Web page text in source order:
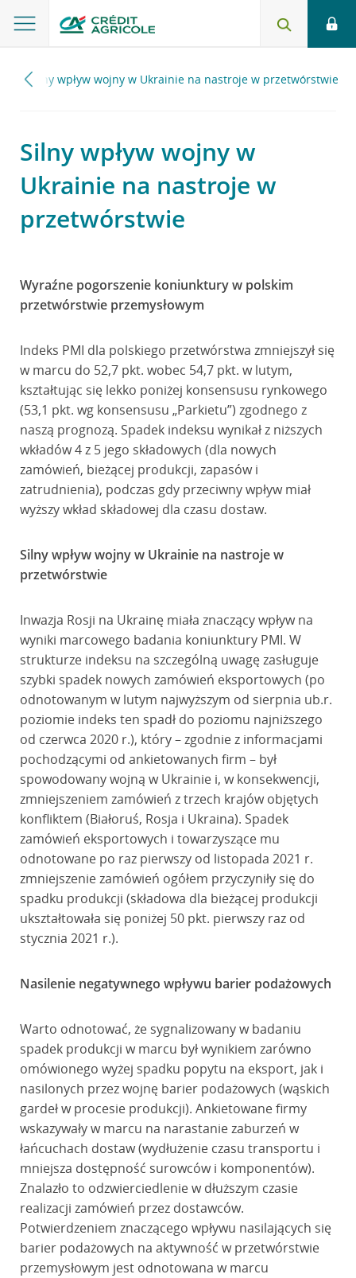
Silny wpływ wojny w Ukrainie na nastroje w przetwórstwie
Silny wpływ wojny w
Ukrainie na nastroje w
przetwórstwie
Wyraźne pogorszenie koniunktury w polskim
przetwórstwie przemysłowym
Indeks PMI dla polskiego przetwórstwa zmniejszył się
w marcu do 52,7 pkt. wobec 54,7 pkt. w lutym,
kształtując się lekko poniżej konsensusu rynkowego
(53,1 pkt. wg konsensusu „Parkietu”) zgodnego z
naszą prognozą. Spadek indeksu wynikał z niższych
wkładów 4 z 5 jego składowych (dla nowych
zamówień, bieżącej produkcji, zapasów i
zatrudnienia), podczas gdy przeciwny wpływ miał
wyższy wkład składowej dla czasu dostaw.
Silny wpływ wojny w Ukrainie na nastroje w
przetwórstwie
Inwazja Rosji na Ukrainę miała znaczący wpływ na
wyniki marcowego badania koniunktury PMI. W
strukturze indeksu na szczególną uwagę zasługuje
szybki spadek nowych zamówień eksportowych (po
odnotowanym w lutym najwyższym od sierpnia ub.r.
poziomie indeks ten spadł do poziomu najniższego
od czerwca 2020 r.), który – zgodnie z informacjami
pochodzącymi od ankietowanych firm – był
spowodowany wojną w Ukrainie i, w konsekwencji,
zmniejszeniem zamówień z trzech krajów objętych
konfliktem (Białoruś, Rosja i Ukraina). Spadek
zamówień eksportowych i towarzyszące mu
odnotowane po raz pierwszy od listopada 2021 r.
zmniejszenie zamówień ogółem przyczyniły się do
spadku produkcji (składowa dla bieżącej produkcji
ukształtowała się poniżej 50 pkt. pierwszy raz od
stycznia 2021 r.).
Nasilenie negatywnego wpływu barier podażowych
Warto odnotować, że sygnalizowany w badaniu
spadek produkcji w marcu był wynikiem zarówno
omówionego wyżej spadku popytu na eksport, jak i
nasilonych przez wojnę barier podażowych (wąskich
gardeł w procesie produkcji). Ankietowane firmy
wskazywały w marcu na narastanie zaburzeń w
łańcuchach dostaw (wydłużenie czasu transportu i
mniejsza dostępność surowców i komponentów).
Znalazło to odzwierciedlenie w dłuższym czasie
realizacji zamówień przez dostawców.
Potwierdzeniem znaczącego wpływu nasilających się
barier podażowych na aktywność w przetwórstwie
przemysłowym jest odnotowana w marcu